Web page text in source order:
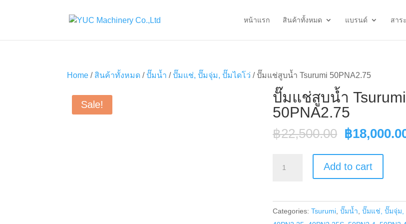
หน้าแรก สินค้าทั้งหมด แบรนด์ สาร
Home / สินค้าทั้งหมด /ปั๊มน้ำ /ปั๊มแช่, ปั๊มจุ่ม, ปั๊มไดโว่ / ปั๊มแช่สูบน้ำ Tsurumi 50PNA2.75
Sale!
ปั๊มแช่สูบน้ำ Tsurumi
50PNA2.75
฿22,500.00 Original
was:
฿22,500.00.
฿
น้ำ
Tsurumi
Add to cart
Categories:Tsurumi ,ปั๊มน้ำ ,ปั๊มแช่, ปั๊มจุ่ม,